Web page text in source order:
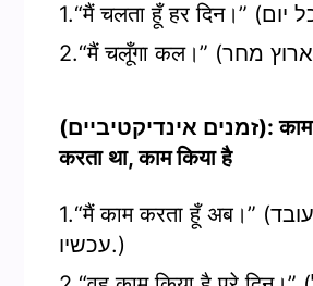
(זמנים אינדיקטיביים): काम करता हूँ, काम
करता था, काम किया है
1.“मैं काम करता हूँ अब।” (אני עובד
עכשיו.)